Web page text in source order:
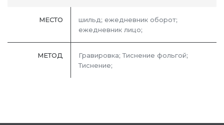
МЕСТО
шильд; ежедневник оборот;
ежедневник лицо;
МЕТОД
Гравировка; Тиснение фольгой;
Тиснение;